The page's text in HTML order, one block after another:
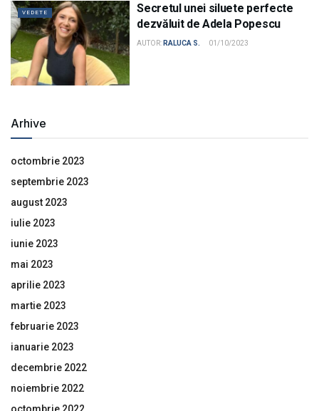
VEDETE
Secretul unei siluete perfecte
dezvăluit de Adela Popescu
AUTOR: RALUCA S. 01/10/2023
Arhive
octombrie 2023
septembrie 2023
august 2023
iulie 2023
iunie 2023
mai 2023
aprilie 2023
martie 2023
februarie 2023
ianuarie 2023
decembrie 2022
noiembrie 2022